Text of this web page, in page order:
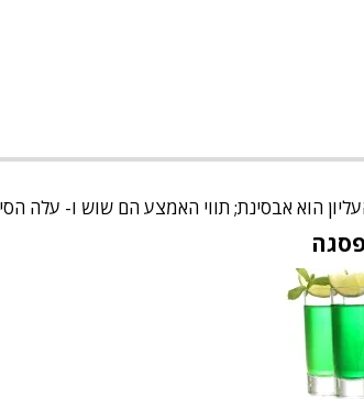
הוא אבסינת; תווי האמצע הם שוש ו- עלה
פסגה